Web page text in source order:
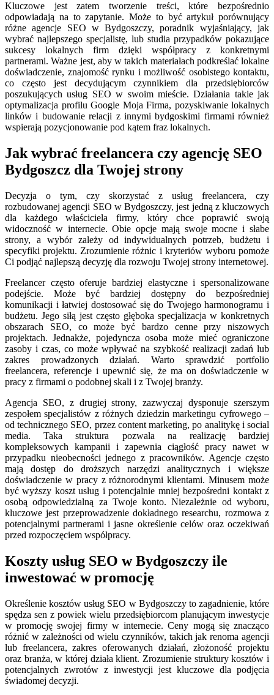
Kluczowe jest zatem tworzenie treści, które bezpośrednio
odpowiadają na to zapytanie. Może to być artykuł porównujący
różne agencje SEO w Bydgoszczy, poradnik wyjaśniający, jak
wybrać najlepszego specjalistę, lub studia przypadków pokazujące
sukcesy lokalnych firm dzięki współpracy z konkretnymi
partnerami. Ważne jest, aby w takich materiałach podkreślać lokalne
doświadczenie, znajomość rynku i możliwość osobistego kontaktu,
co często jest decydującym czynnikiem dla przedsiębiorców
poszukujących usług SEO w swoim mieście. Działania takie jak
optymalizacja profilu Google Moja Firma, pozyskiwanie lokalnych
linków i budowanie relacji z innymi bydgoskimi firmami również
wspierają pozycjonowanie pod kątem fraz lokalnych.
Jak wybrać freelancera czy agencję SEO
Bydgoszcz dla Twojej strony
Decyzja o tym, czy skorzystać z usług freelancera, czy
rozbudowanej agencji SEO w Bydgoszczy, jest jedną z kluczowych
dla każdego właściciela firmy, który chce poprawić swoją
widoczność w internecie. Obie opcje mają swoje mocne i słabe
strony, a wybór zależy od indywidualnych potrzeb, budżetu i
specyfiki projektu. Zrozumienie różnic i kryteriów wyboru pomoże
Ci podjąć najlepszą decyzję dla rozwoju Twojej strony internetowej.
Freelancer często oferuje bardziej elastyczne i spersonalizowane
podejście. Może być bardziej dostępny do bezpośredniej
komunikacji i łatwiej dostosować się do Twojego harmonogramu i
budżetu. Jego siłą jest często głęboka specjalizacja w konkretnych
obszarach SEO, co może być bardzo cenne przy niszowych
projektach. Jednakże, pojedyncza osoba może mieć ograniczone
zasoby i czas, co może wpływać na szybkość realizacji zadań lub
zakres prowadzonych działań. Warto sprawdzić portfolio
freelancera, referencje i upewnić się, że ma on doświadczenie w
pracy z firmami o podobnej skali i z Twojej branży.
Agencja SEO, z drugiej strony, zazwyczaj dysponuje szerszym
zespołem specjalistów z różnych dziedzin marketingu cyfrowego –
od technicznego SEO, przez content marketing, po analitykę i social
media. Taka struktura pozwala na realizację bardziej
kompleksowych kampanii i zapewnia ciągłość pracy nawet w
przypadku nieobecności jednego z pracowników. Agencje często
mają dostęp do droższych narzędzi analitycznych i większe
doświadczenie w pracy z różnorodnymi klientami. Minusem może
być wyższy koszt usług i potencjalnie mniej bezpośredni kontakt z
osobą odpowiedzialną za Twoje konto. Niezależnie od wyboru,
kluczowe jest przeprowadzenie dokładnego researchu, rozmowa z
potencjalnymi partnerami i jasne określenie celów oraz oczekiwań
przed rozpoczęciem współpracy.
Koszty usług SEO w Bydgoszczy ile
inwestować w promocję
Określenie kosztów usług SEO w Bydgoszczy to zagadnienie, które
spędza sen z powiek wielu przedsiębiorcom planującym inwestycje
w promocję swojej firmy w internecie. Ceny mogą się znacząco
różnić w zależności od wielu czynników, takich jak renoma agencji
lub freelancera, zakres oferowanych działań, złożoność projektu
oraz branża, w której działa klient. Zrozumienie struktury kosztów i
potencjalnych zwrotów z inwestycji jest kluczowe dla podjęcia
świadomej decyzji.